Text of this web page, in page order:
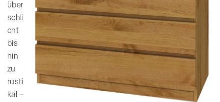
über
schli
cht
bis
hin
zu
rusti
kal –